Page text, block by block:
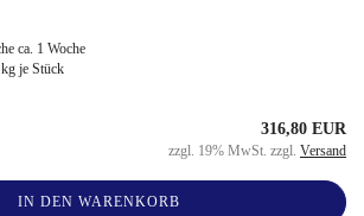
ca. 1 Woche
kg je Stück
316,80 EUR
zzgl. 19% MwSt. zzgl. Versand
IN DEN WARENKORB